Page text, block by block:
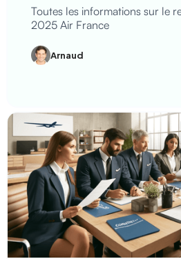
Toutes les informations sur le
2025 Air France
Arnaud